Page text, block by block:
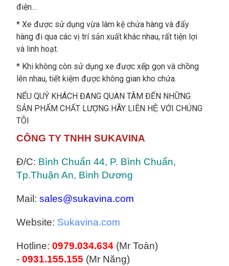
điện…
* Xe được sử dụng vừa làm kệ chứa hàng và đẩy
hàng đi qua các vị trí sản xuất khác nhau, rất tiện lợi
và linh hoạt.
* Khi không còn sử dụng xe được xếp gọn và chồng
lên nhau, tiết kiệm được không gian kho chứa.
NẾU QUÝ KHÁCH ĐANG QUAN TÂM ĐẾN NHỮNG
SẢN PHẨM CHẤT LƯỢNG HÃY LIÊN HỆ VỚI CHÚNG
TÔI
CÔNG TY TNHH SUKAVINA
Đ/C: Bình Chuẩn 44, P. Bình Chuẩn,
Tp.Thuận An, Bình Dương
Mail: sales@sukavina.com
Website: Sukavina.com
Hotline: 0979.034.634(Mr Toàn)
- 0931.155.155 (Mr Năng)